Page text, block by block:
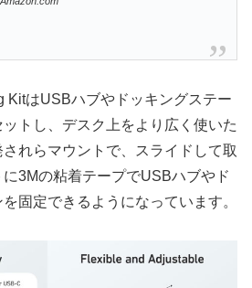
はUSBハブやドッキングステー
トし、デスク上をより広く使いた
れらマウントで、スライドして取
3Mの粘着テープでUSBハブやド
固定できるようになっています。